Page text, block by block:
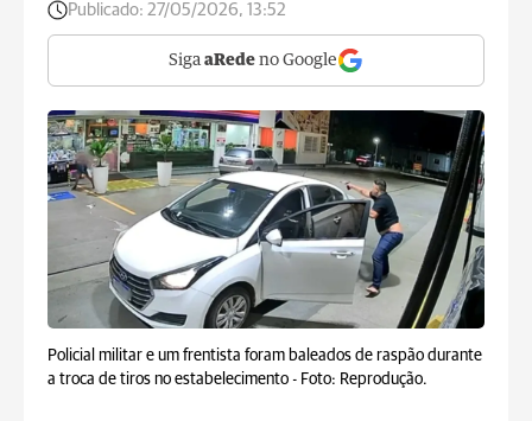
Publicado: 27/05/2026, 13:52
Siga aRede no Google
Policial militar e um frentista foram baleados de raspão durante
a troca de tiros no estabelecimento - Foto: Reprodução.